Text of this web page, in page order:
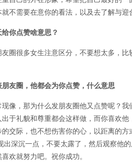
不需要在意你的看法，以及去了解与迎
你点赞啥意思？
圈很多女生注意区分，不要想太多，
友圈，他都会为你点赞，什么意思
像，那为什么发朋友圈他又点赞呢？
于礼貌和尊重都会这样做，而你喜欢
交际，也不想伤害你的心，以距离的
出深沉一点，不要太露了，然后观察他
欢就努力吧。祝你成功。